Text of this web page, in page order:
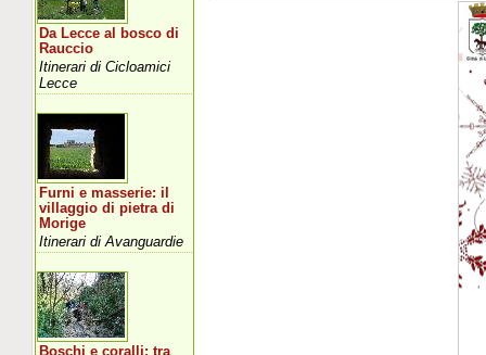
Da Lecce al bosco di
Rauccio
Itinerari di Cicloamici
Lecce
Furni e masserie: il
villaggio di pietra di
Morige
Itinerari di Avanguardie
Boschi e coralli: tra